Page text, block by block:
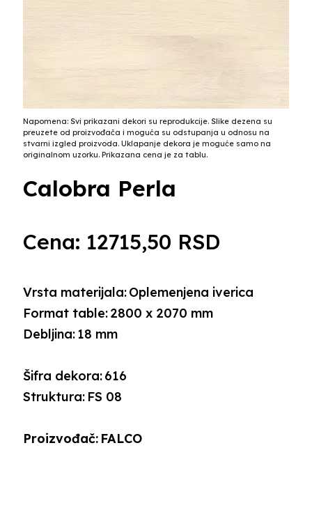
Napomena: Svi prikazani dekori su reprodukcije. Slike dezena su
preuzete od proizvođača i moguća su odstupanja u odnosu na
stvarni izgled proizvoda. Uklapanje dekora je moguće samo na
originalnom uzorku. Prikazana cena je za tablu.
Calobra Perla
Cena: 12715,50 RSD
Debljina:18 mm
Format table:2800 x 2070 mm
Šifra dekora:616
Struktura: FS 08
Vrsta materijala:Oplemenjena iverica
Proizvođač: FALCO